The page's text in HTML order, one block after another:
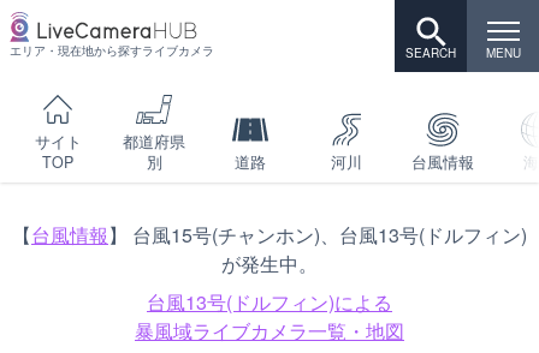
エリア・現在地から探すライブカメラ
サイト
TOP
都道府県
別
道路 河川 台風情報
【台風情報】 台風15号(チャンホン)、台風13号(ドルフィン)
が発生中。
台風13号(ドルフィン)による
暴風域ライブカメラ一覧・地図